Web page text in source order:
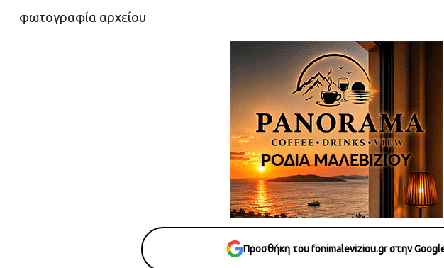
φωτογραφία αρχείου
Προσθήκη του fonimaleviziou.gr στην